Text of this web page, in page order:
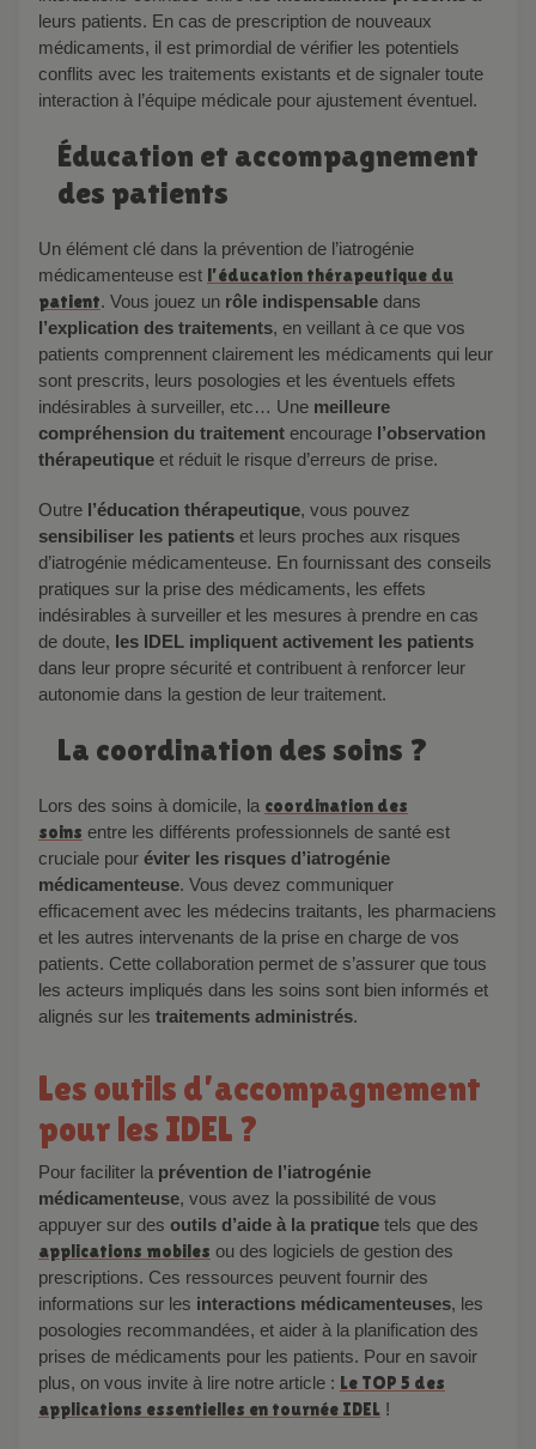
leurs patients. En cas de prescription de nouveaux
médicaments, il est primordial de vérifier les potentiels
conflits avec les traitements existants et de signaler toute
interaction à l’équipe médicale pour ajustement éventuel.
Éducation et accompagnement
des patients
Un élément clé dans la prévention de l’iatrogénie
médicamenteuse est l’éducation thérapeutique du
patient. Vous jouez un rôle indispensable dans
l’explication des traitements, en veillant à ce que vos
patients comprennent clairement les médicaments qui leur
sont prescrits, leurs posologies et les éventuels effets
indésirables à surveiller, etc… Une meilleure
compréhension du traitement encourage l’observation
thérapeutique et réduit le risque d’erreurs de prise.
Outre l’éducation thérapeutique, vous pouvez
sensibiliser les patients et leurs proches aux risques
d’iatrogénie médicamenteuse. En fournissant des conseils
pratiques sur la prise des médicaments, les effets
indésirables à surveiller et les mesures à prendre en cas
de doute, les IDEL impliquent activement les patients
dans leur propre sécurité et contribuent à renforcer leur
autonomie dans la gestion de leur traitement.
La coordination des soins ?
Lors des soins à domicile, la coordination des
soins entre les différents professionnels de santé est
cruciale pour éviter les risques d’iatrogénie
médicamenteuse. Vous devez communiquer
efficacement avec les médecins traitants, les pharmaciens
et les autres intervenants de la prise en charge de vos
patients. Cette collaboration permet de s’assurer que tous
les acteurs impliqués dans les soins sont bien informés et
alignés sur les traitements administrés.
Les outils d’accompagnement
pour les IDEL ?
Pour faciliter la prévention de l’iatrogénie
médicamenteuse, vous avez la possibilité de vous
appuyer sur des outils d’aide à la pratique tels que des
applications mobiles ou des logiciels de gestion des
prescriptions. Ces ressources peuvent fournir des
informations sur les interactions médicamenteuses, les
posologies recommandées, et aider à la planification des
prises de médicaments pour les patients. Pour en savoir
plus, on vous invite à lire notre article : Le TOP 5 des
applications essentielles en tournée IDEL !